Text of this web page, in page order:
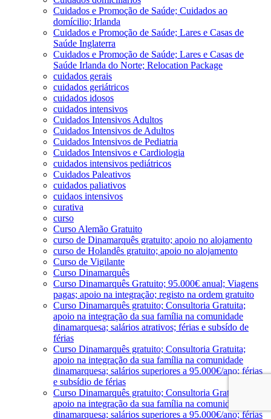
Cuidados e Promoção de Saúde; Cuidados ao
domícilio; Irlanda
Cuidados e Promoção de Saúde; Lares e Casas de
Saúde Inglaterra
Cuidados e Promoção de Saúde; Lares e Casas de
Saúde Irlanda do Norte; Relocation Package
cuidados gerais
cuidados geriátricos
cuidados idosos
cuidados intensivos
Cuidados Intensivos Adultos
Cuidados Intensivos de Adultos
Cuidados Intensivos de Pediatria
Cuidados Intensivos e Cardiologia
cuidados intensivos pediátricos
Cuidados Paleativos
cuidados paliativos
cuidaos intensivos
curativa
curso
Curso Alemão Gratuito
curso de Dinamarquês gratuito; apoio no alojamento
curso de Holandês gratuito; apoio no alojamento
Curso de Vigilante
Curso Dinamarquês
Curso Dinamarquês Gratuito; 95.000€ anual; Viagens
pagas; apoio na integração; registo na ordem gratuito
Curso Dinamarquês gratuito; Consultoria Gratuita;
apoio na integração da sua família na comunidade
dinamarquesa; salários atrativos; férias e subsído de
férias
Curso Dinamarquês gratuito; Consultoria Gratuita;
apoio na integração da sua família na comunidade
dinamarquesa; salários superiores a 95.000€/ano; férias
e subsídio de férias
Curso Dinamarquês gratuito; Consultoria Gratuita;
apoio na integração da sua família na comunidade
dinamarquesa; salários superiores a 95.000€/ano; férias